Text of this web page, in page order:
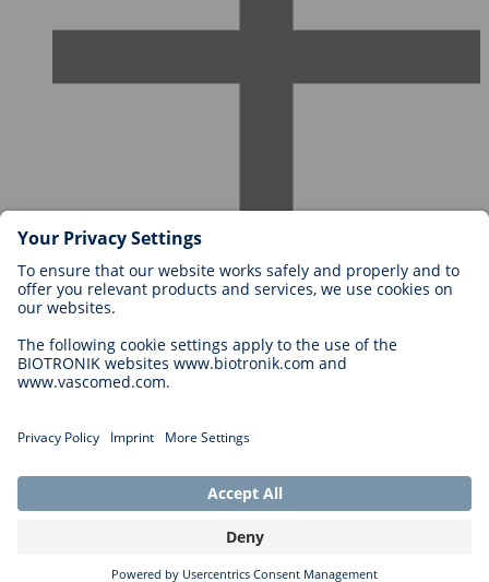
Karriere bei BIOTRONIK
Einstieg
Bewerbung
Karrierechancen
Cookie-Einstellungen
Rechtliche Hinweise
Copyright © 2026 Biotronik. All rights reserved.